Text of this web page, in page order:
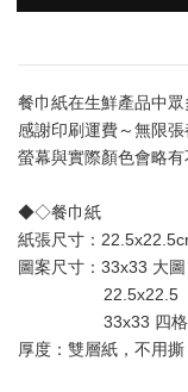
餐巾紙在生鮮產品中
感謝印刷運費～無限張
螢幕與實際顏色會略有
◆◇餐巾紙
紙張尺寸：
圖案尺寸：33x33 大
22.5x22.5（
33x33 四格圖
厚度：雙層紙 ，不用